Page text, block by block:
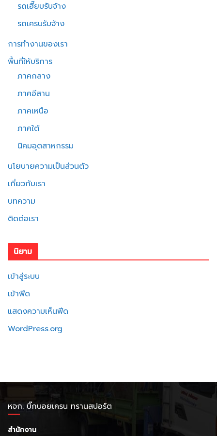
รถเฮี๊ยบรับจ้าง
รถเครนรับจ้าง
การทำงานของเรา
พื้นที่ให้บริการ
ภาคกลาง
ภาคอีสาน
ภาคเหนือ
ภาคใต้
นิคมอุตสาหกรรม
นโยบายความเป็นส่วนตัว
เกี่ยวกับเรา
บทความ
ติดต่อเรา
นิยาม
เข้าสู่ระบบ
เข้าฟีด
แสดงความเห็นฟีด
WordPress.org
หจก. บิ๊กบอยเครน ทรานสปอร์ต
สำนักงาน